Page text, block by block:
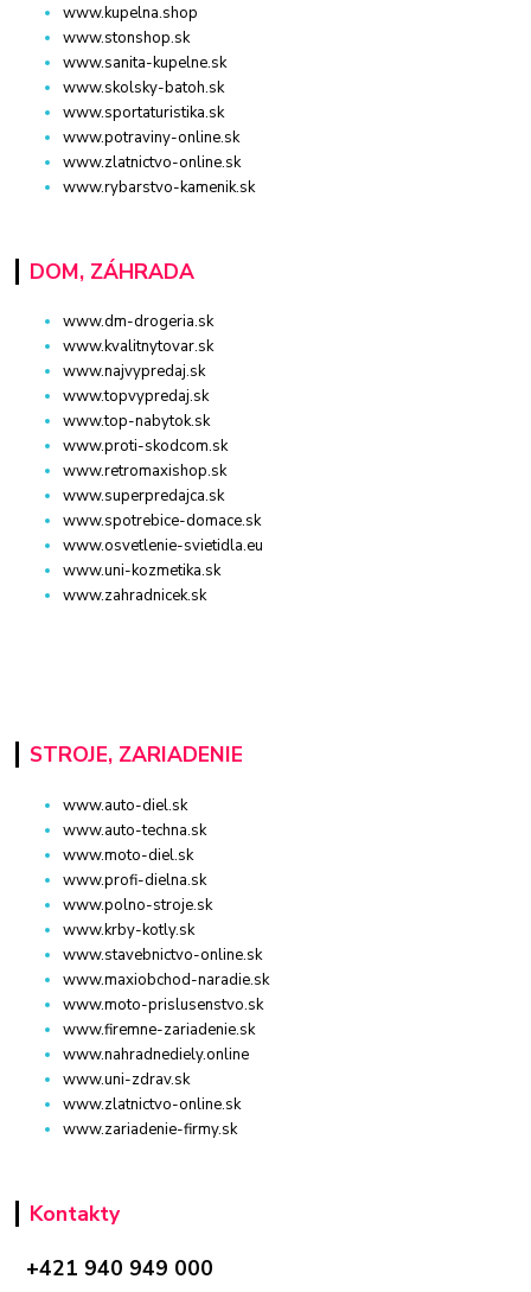
www.kupelna.shop
www.stonshop.sk
www.sanita-kupelne.sk
www.skolsky-batoh.sk
www.sportaturistika.sk
www.potraviny-online.sk
www.zlatnictvo-online.sk
www.rybarstvo-kamenik.sk
DOM, ZÁHRADA
www.dm-drogeria.sk
www.kvalitnytovar.sk
www.najvypredaj.sk
www.topvypredaj.sk
www.top-nabytok.sk
www.proti-skodcom.sk
www.retromaxishop.sk
www.superpredajca.sk
www.spotrebice-domace.sk
www.osvetlenie-svietidla.eu
www.uni-kozmetika.sk
www.zahradnicek.sk
STROJE, ZARIADENIE
www.auto-diel.sk
www.auto-techna.sk
www.moto-diel.sk
www.profi-dielna.sk
www.polno-stroje.sk
www.krby-kotly.sk
www.stavebnictvo-online.sk
www.maxiobchod-naradie.sk
www.moto-prislusenstvo.sk
www.firemne-zariadenie.sk
www.nahradnediely.online
www.uni-zdrav.sk
www.zlatnictvo-online.sk
www.zariadenie-firmy.sk
Kontakty
+421 940 949 000